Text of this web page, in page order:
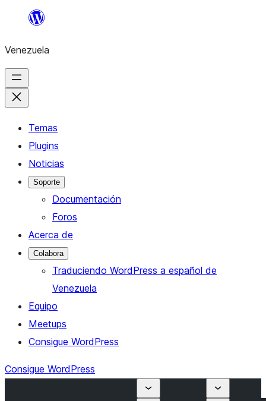
Saltar
contenido
Venezuela
Temas
Plugins
Noticias
Soporte
Documentación
Foros
Acerca de
Colabora
Traduciendo WordPress a español de
Venezuela
Equipo
Meetups
Consigue WordPress
Consigue WordPress